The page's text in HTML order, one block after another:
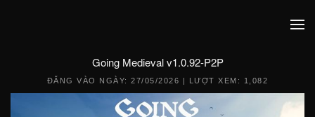
Going Medieval v1.0.92-P2P
ĐĂNG VÀO NGÀY:27/05/2026 | LƯỢT XEM: 1,082